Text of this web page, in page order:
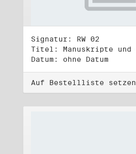
Signatur: RW 02
Datum: ohne Datum
Auf Bestellliste